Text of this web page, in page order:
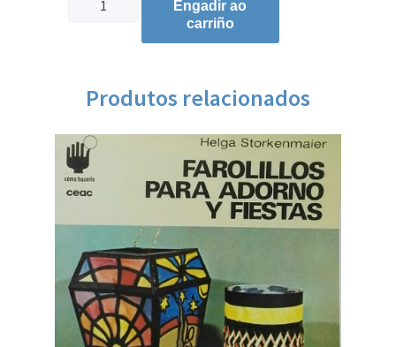
Engadir ao
carriño
Produtos relacionados